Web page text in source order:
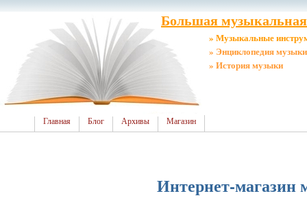
Большая
» Музыкальные
» Энциклопедия музыки
» История музыки
Главная Блог Архивы Магазин
Интернет-магазин